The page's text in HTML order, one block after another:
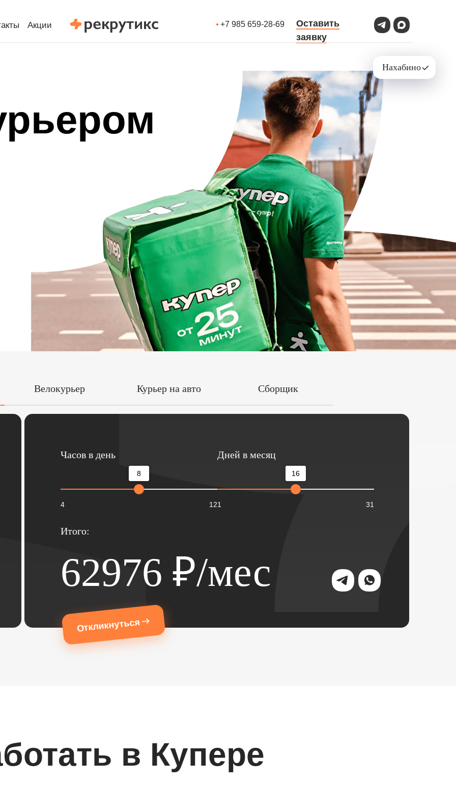
Оставить
заявку
Акции +7 985 659-28-69
Нахабино
Велокурьер Курьер на авто Сборщик
Часов в день
8
4 12
Дней в месяц
16
1 31
Итого:
62976 ₽/мес
Откликнуться
в Купере